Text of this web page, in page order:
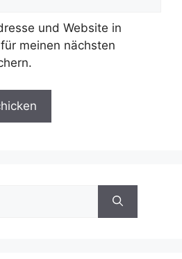
und Website in
meinen nächsten